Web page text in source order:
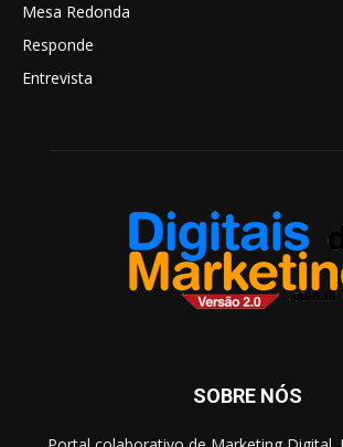
Mesa Redonda
Responde
Entrevista
SOBRE NÓS